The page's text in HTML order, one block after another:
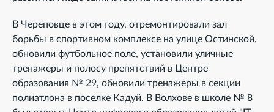
В Череповце в этом году, отремонтировали зал
борьбы в спортивном комплексе на улице Остинской,
обновили футбольное поле, установили уличные
тренажеры и полосу препятствий в Центре
образования № 29, обновили тренажеры в секции
полиатлона в поселке Кадуй. В Волхове в школе № 8